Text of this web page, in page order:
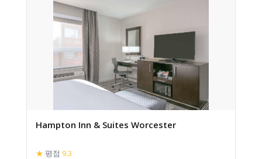
Hampton Inn & Suites Worcester
★ 평점 9.3